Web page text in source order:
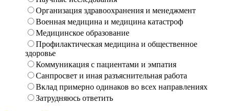
Организация здравоохранения и менеджмент
Военная медицина и медицина катастроф
Медицинское образование
Профилактическая медицина и общественное
здоровье
Коммуникация с пациентами и эмпатия
Санпросвет и иная разъяснительная работа
Вклад примерно одинаков во всех направлениях
Затрудняюсь ответить